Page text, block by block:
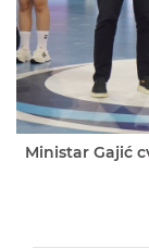
Ministar Gajić